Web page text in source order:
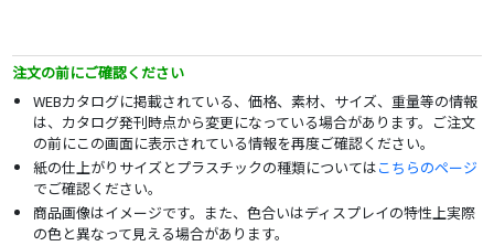
注文の前にご確認ください
WEBカタログに掲載されている、価格、素材、サイズ、重量等の情報
は、カタログ発刊時点から変更になっている場合があります。ご注文
の前にこの画面に表示されている情報を再度ご確認ください。
紙の仕上がりサイズとプラスチックの種類についてはこちらのページ
でご確認ください。
商品画像はイメージです。また、色合いはディスプレイの特性上実際
の色と異なって見える場合があります。